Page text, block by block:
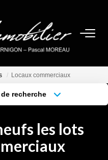
Locaux commerciaux
recherche
Budget max les lots